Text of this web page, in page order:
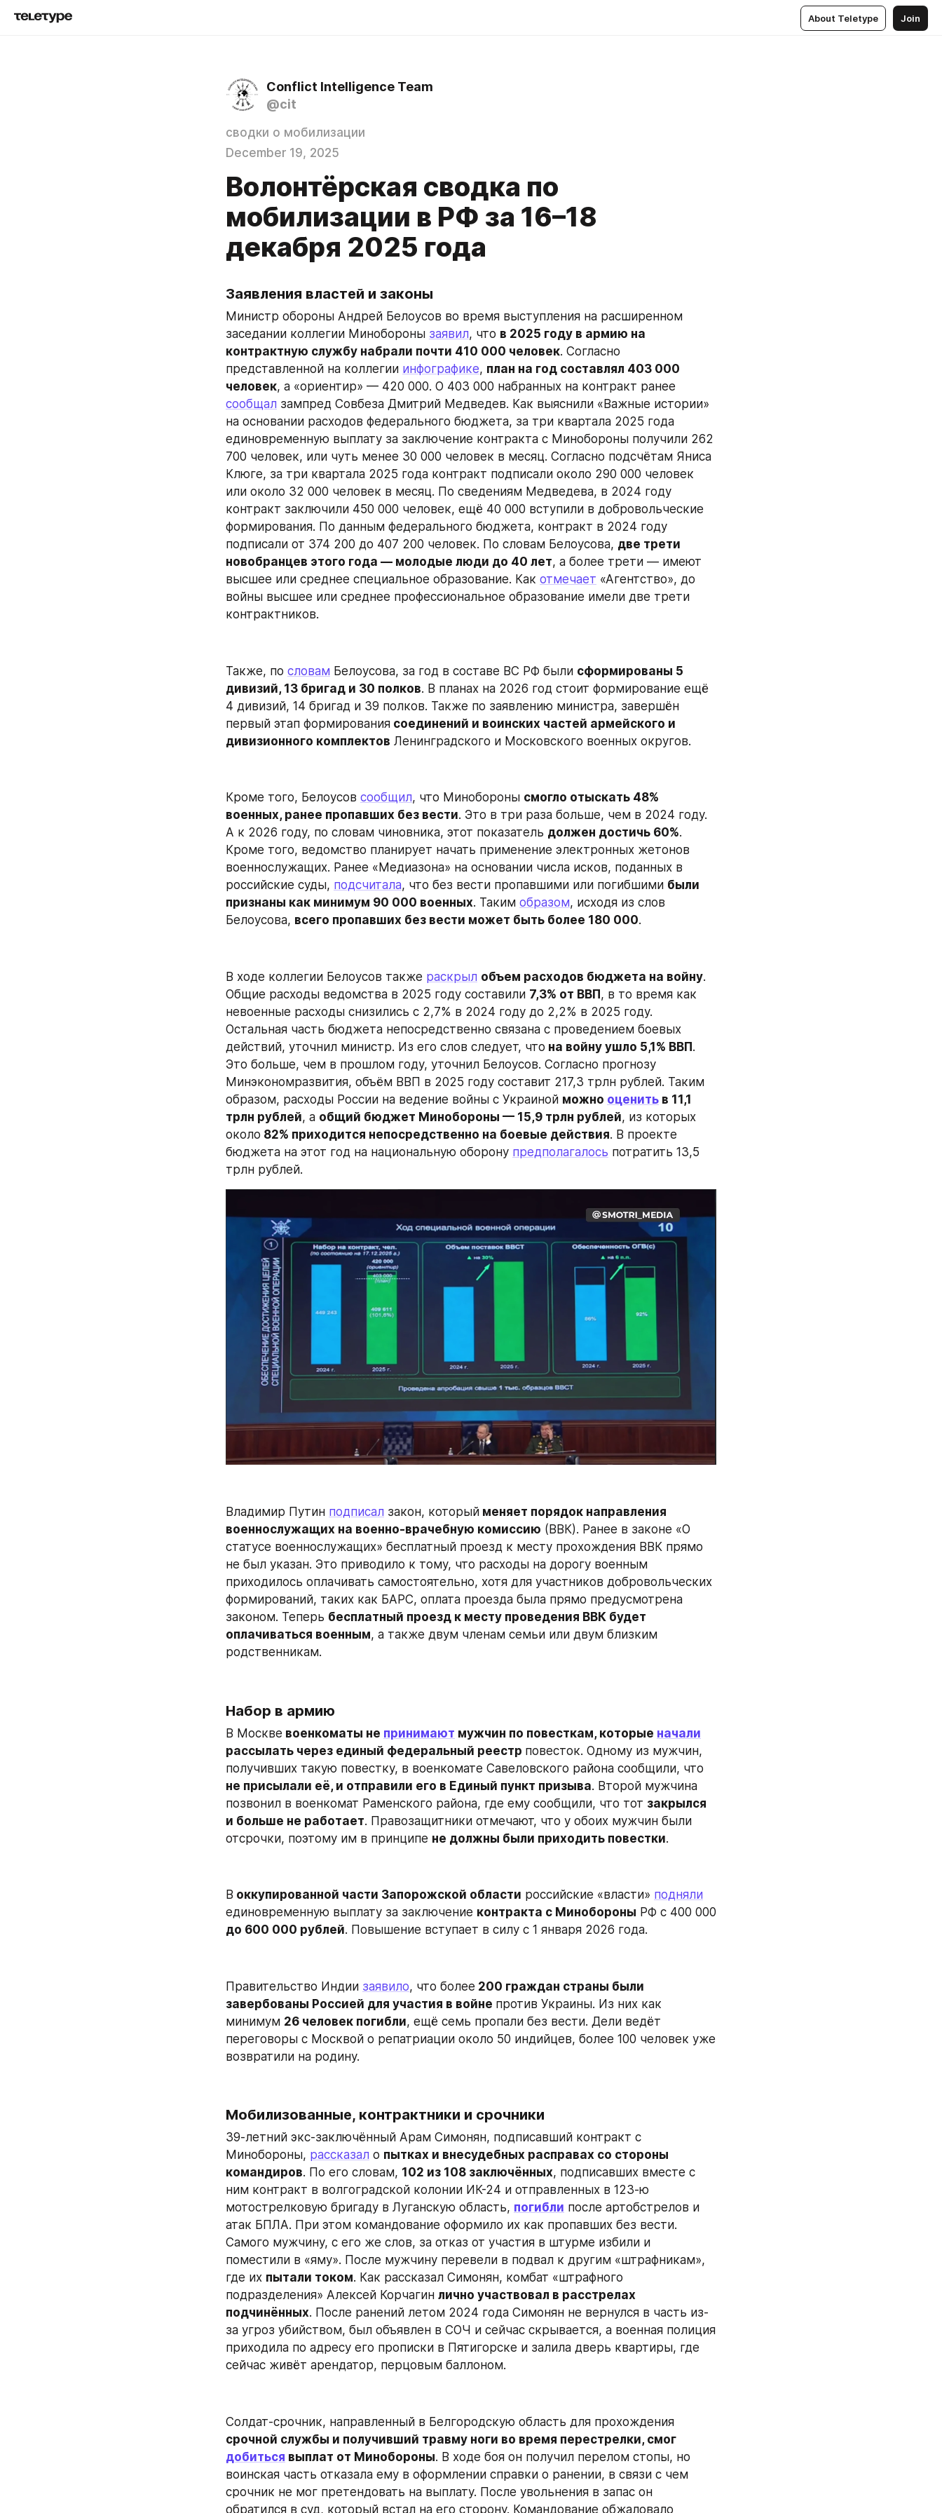
About Teletype Join
Conflict Intelligence Team
@cit
сводки о мобилизации
December 19, 2025
Волонтёрская сводка по
мобилизации в РФ за 16–18
декабря 2025 года
Заявления властей и законы
Министр обороны Андрей Белоусов во время выступления на расширенном
заседании коллегии Минобороны заявил, что в 2025 году в армию на
контрактную службу набрали почти 410 000 человек. Согласно
представленной на коллегии инфографике, план на год составлял 403 000
человек
сообщал зампред Совбеза Дмитрий Медведев. Как выяснили «Важные истории»
на основании расходов федерального бюджета, за три квартала 2025 года
единовременную выплату за заключение контракта с Минобороны получили 262
700 человек, или чуть менее 30 000 человек в месяц. Согласно подсчётам Яниса
Клюге, за три квартала 2025 года контракт подписали около 290 000 человек
или около 32 000 человек в месяц. По сведениям Медведева, в 2024 году
контракт заключили 450 000 человек, ещё 40 000 вступили в добровольческие
формирования. По данным федерального бюджета, контракт в 2024 году
подписали от 374 200 до 407 200 человек. По словам Белоусова, две трети
новобранцев этого года — молодые люди до 40 лет, а более трети — имеют
высшее или среднее специальное образование. Как отмечает «Агентство», до
войны высшее или среднее профессиональное образование имели две трети
контрактников.
Также, по словам Белоусова, за год в составе ВС РФ были сформированы 5
дивизий, 13 бригад и 30 полков. В планах на 2026 год стоит формирование ещё
4 дивизий, 14 бригад и 39 полков. Также по заявлению министра, завершён
первый этап формирования соединений и воинских частей армейского и
дивизионного комплектов Ленинградского и Московского военных округов.
Кроме того, Белоусов сообщил, что Минобороны смогло отыскать 48%
военных, ранее пропавших без вести. Это в три раза больше, чем в 2024 году.
А к 2026 году, по словам чиновника, этот показатель должен достичь 60%.
Кроме того, ведомство планирует начать применение электронных жетонов
военнослужащих. Ранее «Медиазона» на основании числа исков, поданных в
российские суды, подсчитала, что без вести пропавшими или погибшими были
признаны как минимум 90 000 военных. Таким образом, исходя из слов
Белоусова, всего пропавших без вести может быть более 180 000.
В ходе коллегии Белоусов также раскрыл объем расходов бюджета на войну.
Общие расходы ведомства в 2025 году составили 7,3% от ВВП, в то время как
невоенные расходы снизились с 2,7% в 2024 году до 2,2% в 2025 году.
Остальная часть бюджета непосредственно связана с проведением боевых
действий, уточнил министр. Из его слов следует, что на войну ушло 5,1% ВВП.
Это больше, чем в прошлом году, уточнил Белоусов. Согласно прогнозу
Минэкономразвития, объём ВВП в 2025 году составит 217,3 трлн рублей. Таким
образом, расходы России на ведение войны с Украиной можно оценить в 11,1
трлн рублей, а общий бюджет Минобороны — 15,9 трлн рублей, из которых
около 82% приходится непосредственно на боевые действия. В проекте
бюджета на этот год на национальную оборону предполагалось потратить 13,5
трлн рублей.
Владимир Путин подписал закон, который меняет порядок направления
военнослужащих на военно-врачебную комиссию (ВВК). Ранее в законе «О
статусе военнослужащих» бесплатный проезд к месту прохождения ВВК прямо
не был указан. Это приводило к тому, что расходы на дорогу военным
приходилось оплачивать самостоятельно, хотя для участников добровольческих
формирований, таких как БАРС, оплата проезда была прямо предусмотрена
законом. Теперь бесплатный проезд к месту проведения ВВК будет
оплачиваться военным, а также двум членам семьи или двум близким
родственникам.
Набор в армию
В Москве военкоматы не принимают мужчин по повесткам, которые начали
рассылать через единый федеральный реестр повесток. Одному из мужчин,
не присылали её, и отправили его в Единый пункт призыва. Второй мужчина
позвонил в военкомат Раменского района, где ему сообщили, что тот закрылся
и больше не работает. Правозащитники отмечают, что у обоих мужчин были
отсрочки, поэтому им в принципе не должны были приходить повестки.
В оккупированной части Запорожской области российские «власти» подняли
единовременную выплату за заключение контракта с Минобороны РФ с 400 000
до 600 000 рублей. Повышение вступает в силу с 1 января 2026 года.
Правительство Индии заявило, что более 200 граждан страны были
завербованы Россией для участия в войне против Украины. Из них как
минимум 26 человек погибли, ещё семь пропали без вести. Дели ведёт
переговоры с Москвой о репатриации около 50 индийцев, более 100 человек уже
возвратили на родину.
Мобилизованные, контрактники и срочники
39-летний экс-заключённый Арам Симонян, подписавший контракт с
Минобороны, рассказал о пытках и внесудебных расправах со стороны
командиров. По его словам, 102 из 108 заключённых, подписавших вместе с
ним контракт в волгоградской колонии ИК-24 и отправленных в 123-ю
мотострелковую бригаду в Луганскую область, погибли после артобстрелов и
атак БПЛА. При этом командование оформило их как пропавших без вести.
Самого мужчину, с его же слов, за отказ от участия в штурме избили и
поместили в «яму». После мужчину перевели в подвал к другим «штрафникам»,
где их пытали током. Как рассказал Симонян, комбат «штрафного
подразделения» Алексей Корчагин лично участвовал в расстрелах
подчинённых. После ранений летом 2024 года Симонян не вернулся в часть из-
за угроз убийством, был объявлен в СОЧ и сейчас скрывается, а военная полиция
приходила по адресу его прописки в Пятигорске и залила дверь квартиры, где
сейчас живёт арендатор, перцовым баллоном.
Солдат-срочник, направленный в Белгородскую область для прохождения
добиться выплат от Минобороны. В ходе боя он получил перелом стопы, но
воинская часть отказала ему в оформлении справки о ранении, в связи с чем
срочник не мог претендовать на выплату. После увольнения в запас он
обратился в суд, который встал на его сторону. Командование обжаловало